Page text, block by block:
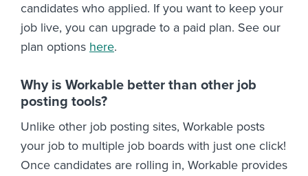
candidates who applied. If you want to keep your
job live, you can upgrade to a paid plan. See our
plan options here.
Why is Workable better than other job
posting tools?
Unlike other job posting sites, Workable posts
your job to multiple job boards with just one click!
Once candidates are rolling in, Workable provides